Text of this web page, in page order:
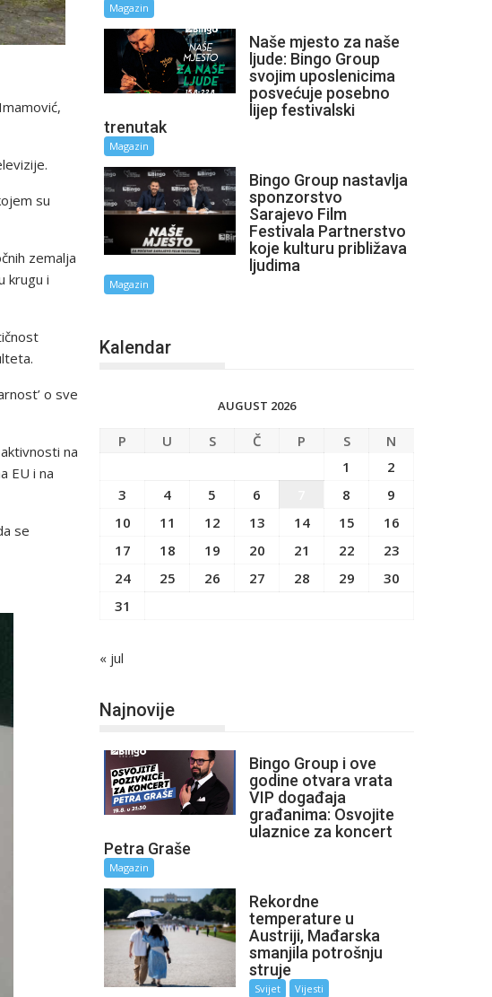
su
zemalja
krugu i
o sve
na
EU i na
se
Magazin
Naše mjesto za naše
ljude: Bingo Group
svojim uposlenicima
posvećuje posebno
lijep festivalski
trenutak
Magazin
Bingo Group nastavlja
sponzorstvo
Sarajevo Film
Festivala Partnerstvo
koje kulturu približava
ljudima
Magazin
Kalendar
AUGUST 2026
P U S Č P S
N
1
2
3
4 5 6 8
9
10
11 12 13 14 15
16
17
18 19 20 21 22
23
24
25 26 27 28 29
30
31
« jul
Najnovije
Bingo Group i ove
godine otvara vrata
VIP događaja
građanima: Osvojite
ulaznice za koncert
Petra Graše
Magazin
Rekordne
temperature u
Austriji, Mađarska
smanjila potrošnju
struje
Svijet Vijesti